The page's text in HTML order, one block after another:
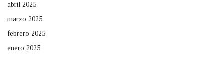
abril 2025
marzo 2025
febrero 2025
enero 2025